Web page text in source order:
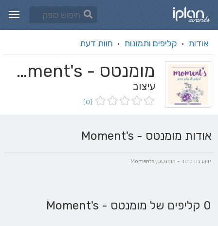
אודות · קליפים ותמונות · חוות דעת
מומנטס - Moment's
עיצוב
(0)
אודות מומנטס - Moment's
ידוע גם בתור - מומנטס, Moments
0 קליפים של מומנטס - Moment's